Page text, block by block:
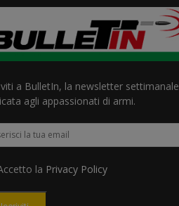
a BulletIn, la newsletter settimanale
agli appassionati di armi.
la Privacy Policy